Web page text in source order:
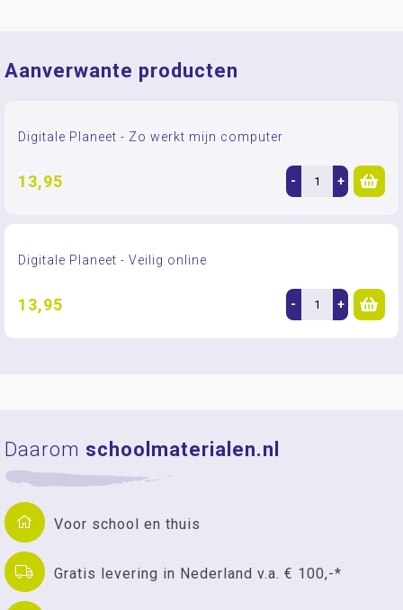
Aanverwante producten
Digitale Planeet - Zo werkt mijn computer
13,95 - +
Digitale Planeet - Veilig online
13,95 - +
Daarom schoolmaterialen.nl
Voor school en thuis
Gratis levering in Nederland v.a. € 100,-*